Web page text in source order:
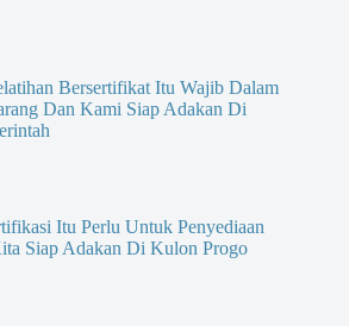
Bersertifikat Itu Wajib Dalam
Dan Kami Siap Adakan Di
Itu Perlu Untuk Penyediaan
Siap Adakan Di Kulon Progo